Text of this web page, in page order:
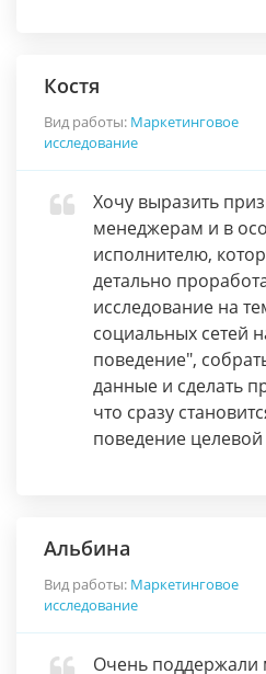
Костя
Вид работы: Маркетинговое
исследование
Хочу выразить
менеджерам и в
исполнителю,
детально
исследование на
социальных сетей
поведение",
данные и сделать
что сразу
поведение целевой
Альбина
Вид работы: Маркетинговое
исследование
Очень поддержали